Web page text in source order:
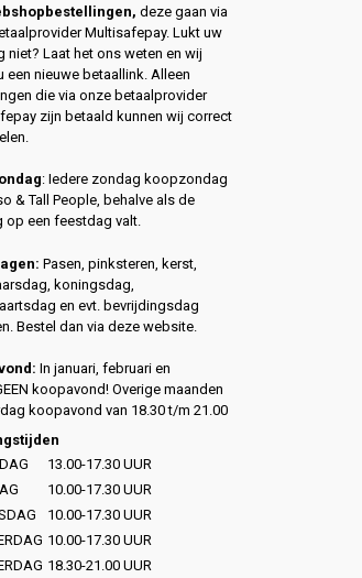
deze gaan via
Multisafepay. Lukt uw
niet? Laat het ons weten en wij
een nieuwe betaallink. Alleen
die via onze betaalprovider
zijn betaald kunnen wij correct
: Iedere zondag koopzondag
& Tall People, behalve als de
op een feestdag valt.
Pasen, pinksteren, kerst,
koningsdag,
en evt. bevrijdingsdag
Bestel dan via deze website.
In januari, februari en
koopavond! Overige maanden
koopavond van 18.30 t/m 21.00
13.00-17.30 UUR
10.00-17.30 UUR
10.00-17.30 UUR
10.00-17.30 UUR
18.30-21.00 UUR